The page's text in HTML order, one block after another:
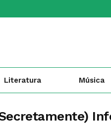
Literatura Música